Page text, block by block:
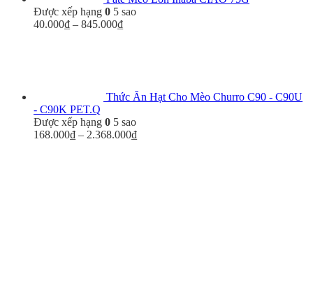
Được xếp hạng 0 5 sao
40.000₫ – 845.000₫Khoảng
Thức Ăn Hạt Cho Mèo Churro C90 - C90U
- C90K PET.Q
Được xếp hạng 0 5 sao
168.000₫ – 2.368.000₫Khoảng